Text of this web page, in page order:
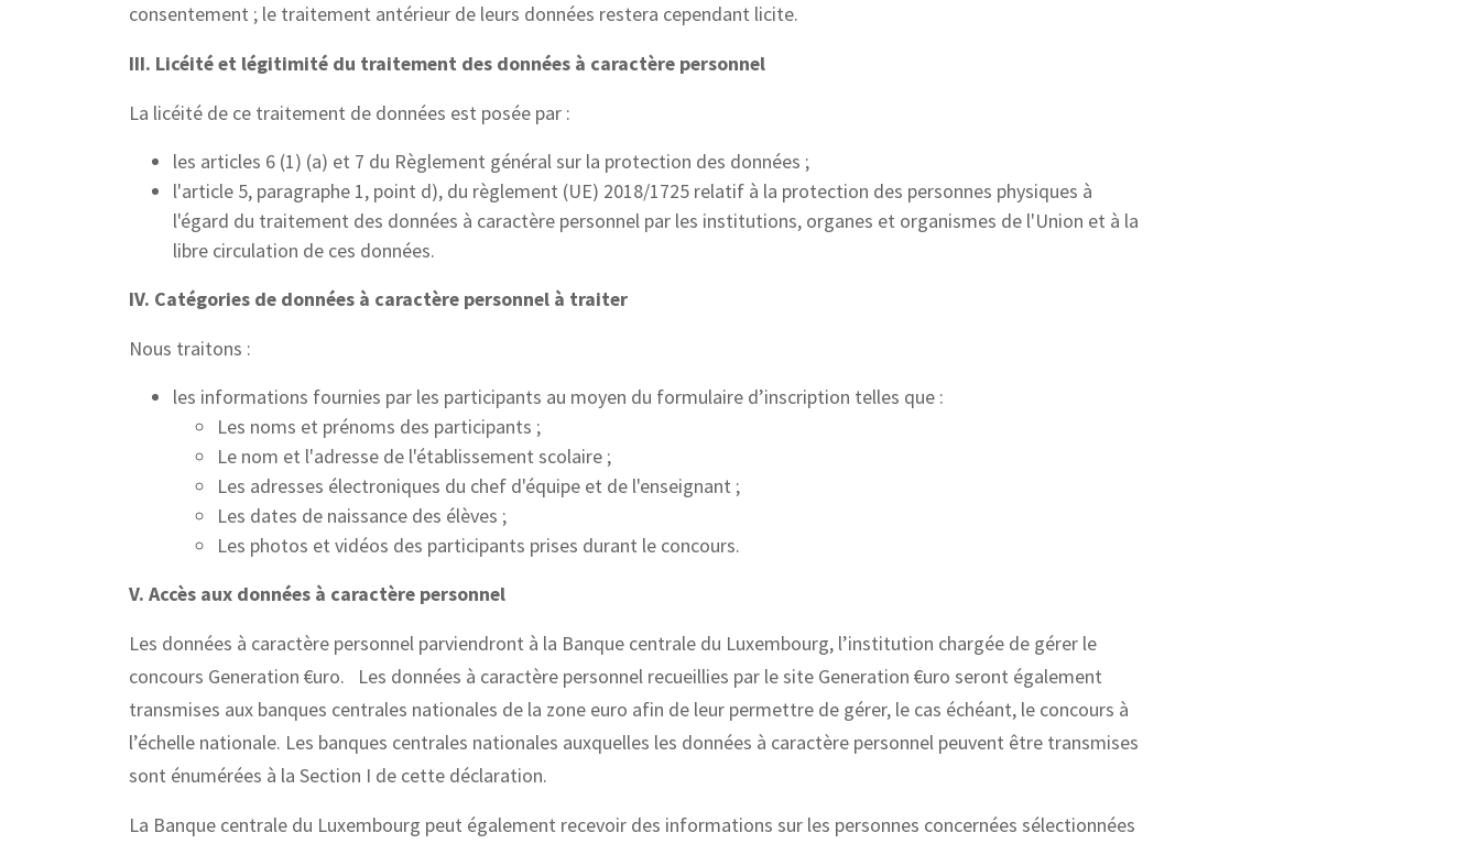
consentement ; le traitement antérieur de leurs données restera cependant licite.
III. Licéité et légitimité du traitement des données à caractère personnel
La licéité de ce traitement de données est posée par :
les articles 6 (1) (a) et 7 du Règlement général sur la protection des données ;
l'article 5, paragraphe 1, point d), du règlement (UE) 2018/1725 relatif à la protection des personnes physiques à
l'égard du traitement des données à caractère personnel par les institutions, organes et organismes de l'Union et à la
libre circulation de ces données.
IV. Catégories de données à caractère personnel à traiter
Nous traitons :
les informations fournies par les participants au moyen du formulaire d’inscription telles que :
Les noms et prénoms des participants ;
Le nom et l'adresse de l'établissement scolaire ;
Les adresses électroniques du chef d'équipe et de l'enseignant ;
Les dates de naissance des élèves ;
Les photos et vidéos des participants prises durant le concours.
V. Accès aux données à caractère personnel
Les données à caractère personnel parviendront à la Banque centrale du Luxembourg, l’institution chargée de gérer le
concours Generation €uro. Les données à caractère personnel recueillies par le site Generation €uro seront également
transmises aux banques centrales nationales de la zone euro afin de leur permettre de gérer, le cas échéant, le concours à
l’échelle nationale. Les banques centrales nationales auxquelles les données à caractère personnel peuvent être transmises
sont énumérées à la Section I de cette déclaration.
La Banque centrale du Luxembourg peut également recevoir des informations sur les personnes concernées sélectionnées